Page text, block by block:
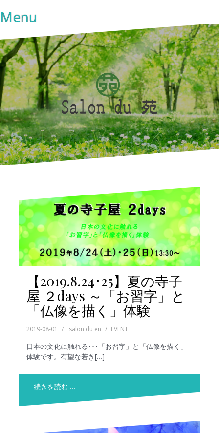
ン
ツ
へ
ス
キ
ッ
プ
Menu
【2019.8.24･25】夏の寺子
屋 ２days ～「お習字」と
「仏像を描く」体験
2019-08-01 salon du en EVENT
日本の文化に触れる･･･「お習字」と「仏像を描く」
体験です。有望な若き[…]
続きを読む …